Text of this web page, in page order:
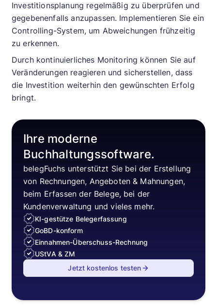
Investitionsplanung regelmäßig zu überprüfen und
gegebenenfalls anzupassen. Implementieren Sie ein
Controlling-System, um Abweichungen frühzeitig
zu erkennen.
Durch kontinuierliches Monitoring können Sie auf
Veränderungen reagieren und sicherstellen, dass
die Investition weiterhin den gewünschten Erfolg
bringt.
Ihre moderne
Buchhaltungssoftware.
belegFuchs unterstützt Sie bei der Erstellung
von Rechnungen, Angeboten & Mahnungen,
beim Erfassen der Belege, bei der
Kundenverwaltung und vieles mehr.
KI-gestütze Belegerfassung
GoBD-konform
Einnahmen-Überschuss-Rechnung
UStVA & ZM
Jetzt kostenlos testen